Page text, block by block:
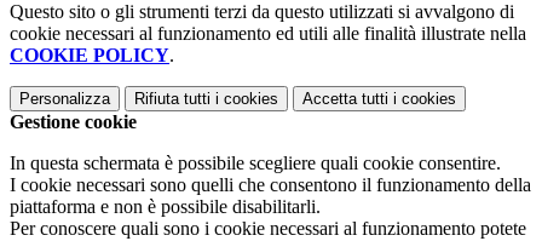
Questo sito o gli strumenti terzi da questo utilizzati si avvalgono di
cookie necessari al funzionamento ed utili alle finalità illustrate nella
COOKIE POLICY.
Personalizza Rifiuta tutti i cookies Accetta tutti i cookies
Gestione cookie
In questa schermata è possibile scegliere quali cookie consentire.
I cookie necessari sono quelli che consentono il funzionamento della
piattaforma e non è possibile disabilitarli.
Per conoscere quali sono i cookie necessari al funzionamento potete